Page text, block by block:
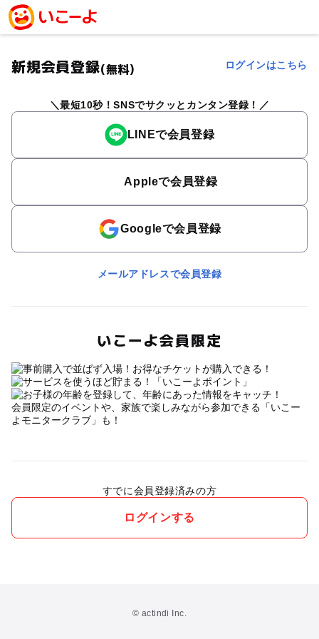
新規会員登録(無料) ログインはこちら
最短10秒！SNSでサクッとカンタン登録！
LINEで会員登録
Appleで会員登録
Googleで会員登録
メールアドレスで会員登録
いこーよ会員限定
会員限定のイベントや、家族で楽しみながら参加できる「いこー
よモニタークラブ」も！
すでに会員登録済みの方
ログインする
© actindi Inc.